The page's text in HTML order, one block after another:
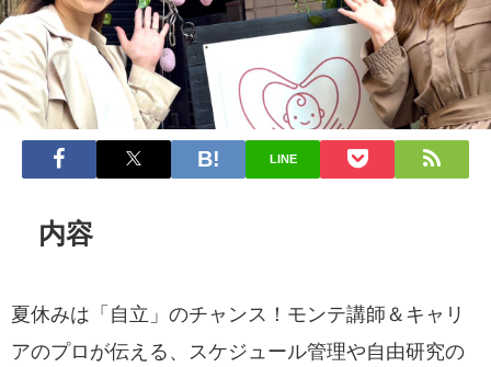
LINE
内容
夏休みは「自立」のチャンス！モンテ講師＆キャリ
アのプロが伝える、スケジュール管理や自由研究の